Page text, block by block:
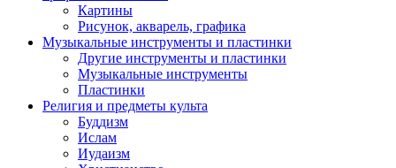
Картины
Рисунок, акварель, графика
Музыкальные инструменты и пластинки
Другие инструменты и пластинки
Музыкальные инструменты
Пластинки
Религия и предметы культа
Буддизм
Ислам
Иудаизм